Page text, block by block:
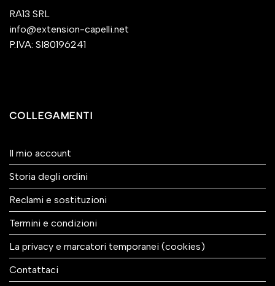
RA13 SRL
info@extension-capelli.net
P.IVA: SI80196241
COLLEGAMENTI
Il mio account
Storia degli ordini
Reclami e sostituzioni
Termini e condizioni
La privacy e marcatori temporanei (cookies)
Contattaci